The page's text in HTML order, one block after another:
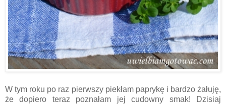
W tym roku po raz pierwszy piekłam paprykę i bardzo żałuję,
że dopiero teraz poznałam jej cudowny smak! Dzisiaj